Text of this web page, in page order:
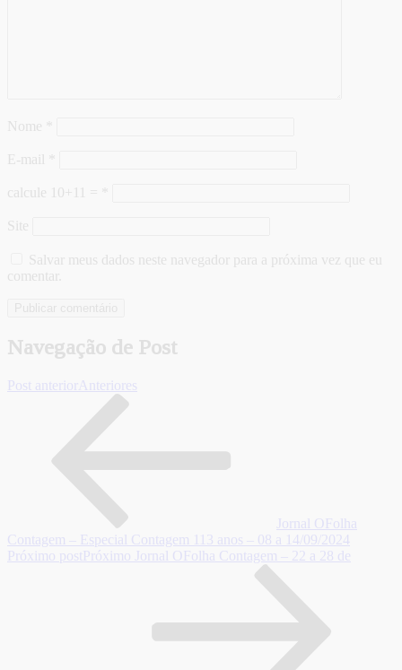
Nome
E-mail
calcule 10+11 =
Site
Salvar meus dados neste navegador para a próxima vez que eu
comentar.
Navegação de Post
Post anterior Anteriores
Jornal OFolha
Contagem – Especial Contagem 113 anos – 08 a 14/09/2024
Próximo post Próximo Jornal OFolha Contagem – 22 a 28 de